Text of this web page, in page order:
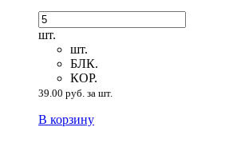
шт.
шт.
БЛК.
КОР.
39.00 руб. за шт.
В корзину